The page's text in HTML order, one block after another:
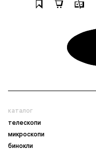
каталог
телескопи
микроскопи
бинокли